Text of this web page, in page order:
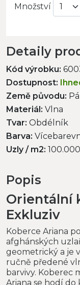
Množství
Detaily
Kód výrobku:
Dostupnost:
Země původu:
Materiál: Vlna
Tvar: Obdélník
Barva:
Uzly / m2:
Popis
Orientální
Exkluziv
Koberce Ariana
afghánských
geometrický a je
ručně předené
barvivy. Koberec
Ariana se hodí